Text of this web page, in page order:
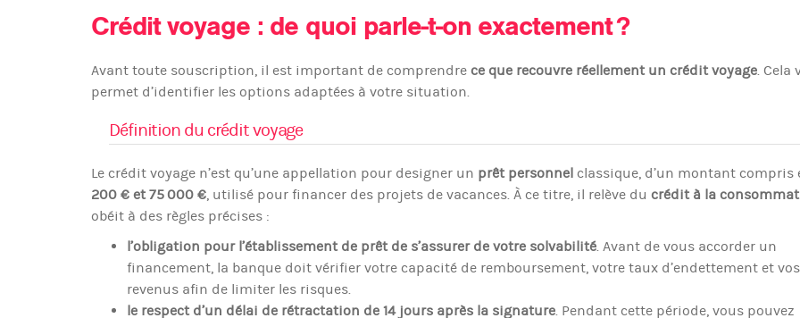
Crédit voyage : de quoi parle-t-on exactement ?
Avant toute souscription, il est important de comprendre ce que recouvre réellement un crédit voyage . Cela
permet d’identifier les options adaptées à votre situation.
Définition du crédit voyage
Le crédit voyage n’est qu’une appellation pour designer un prêt personnel classique, d’un montant compris
200 € et 75 000 € , utilisé pour financer des projets de vacances. À ce titre, il relève du crédit à la
obéit à des règles précises :
l’obligation pour l’établissement de prêt de s’assurer de votre solvabilité . Avant de vous accorder un
financement, la banque doit vérifier votre capacité de remboursement, votre taux d’endettement et vos
revenus afin de limiter les risques.
le respect d’un délai de rétractation de 14 jours après la signature . Pendant cette période, vous pouvez